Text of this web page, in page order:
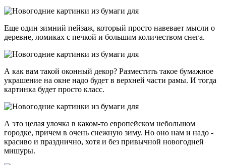
Еще один зимний пейзаж, который просто навевает мысли о
деревне, ломиках с печкой и большим количеством снега.
А как вам такой оконный декор? Разместить такое бумажное
украшение на окне надо будет в верхней части рамы. И тогда
картинка будет просто класс.
А это целая улочка в каком-то европейском небольшом
городке, причем в очень снежную зиму. Но оно нам и надо -
красиво и празднично, хотя и без привычной новогодней
мишуры.